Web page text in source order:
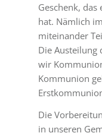
Geschenk, das
hat. Nämlich
miteinander
Die Austeilung
wir
Kommunion
Die
in unseren